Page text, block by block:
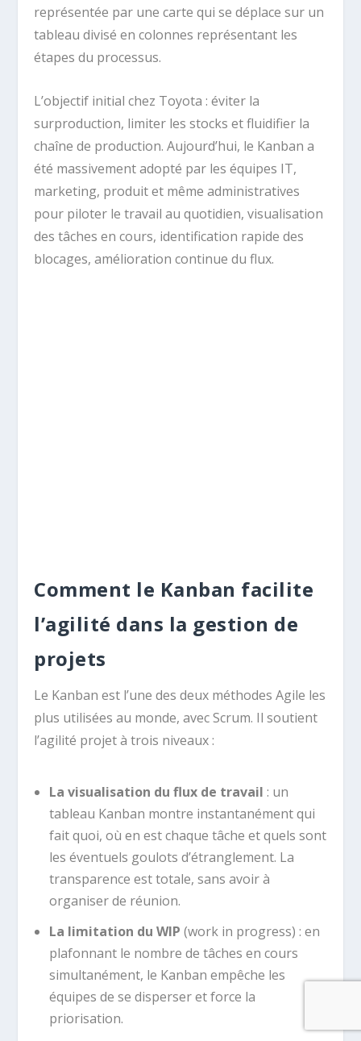
représentée par une carte qui se déplace sur un
tableau divisé en colonnes représentant les
étapes du processus.
L’objectif initial chez Toyota : éviter la
surproduction, limiter les stocks et fluidifier la
chaîne de production. Aujourd’hui, le Kanban a
été massivement adopté par les équipes IT,
marketing, produit et même administratives
pour piloter le travail au quotidien, visualisation
des tâches en cours, identification rapide des
blocages, amélioration continue du flux.
Le Kanban est l’une des deux méthodes Agile les
plus utilisées au monde, avec Scrum. Il soutient
La visualisation du flux de travail: un
tableau Kanban montre instantanément qui
fait quoi, où en est chaque tâche et quels sont
transparence est totale, sans avoir à
organiser de réunion.
La limitation du WIP(work in progress) : en
plafonnant le nombre de tâches en cours
simultanément, le Kanban empêche les
équipes de se disperser et force la
priorisation.
L’amélioration continue: les indicateurs de
flux (temps de cycle, débit, diagramme de flux
cumulé) permettent d’identifier les points de
friction et d’ajuster le processus en